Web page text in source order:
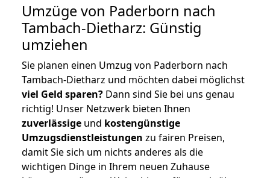
Umzüge von Paderborn nach
Tambach-Dietharz: Günstig
umziehen
Sie planen einen Umzug von Paderborn nach
Tambach-Dietharz und möchten dabei möglichst
viel Geld sparen? Dann sind Sie bei uns genau
richtig! Unser Netzwerk bieten Ihnen
zuverlässige und kostengünstige
Umzugsdienstleistungen zu fairen Preisen,
damit Sie sich um nichts anderes als die
wichtigen Dinge in Ihrem neuen Zuhause